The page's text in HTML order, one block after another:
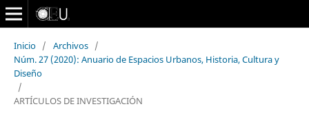
Inicio / Archivos /
Núm. 27 (2020): Anuario de Espacios Urbanos, Historia, Cultura y
Diseño
/
ARTÍCULOS DE INVESTIGACIÓN